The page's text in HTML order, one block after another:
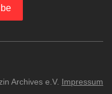
Archives e.V. Impressum